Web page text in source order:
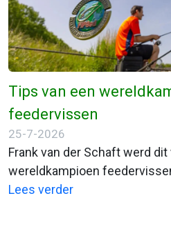
Tips van een
feedervissen
25-7-2026
Frank van der Schaft werd
wereldkampioen
Individueel pakte hij ook nog
Lees verder